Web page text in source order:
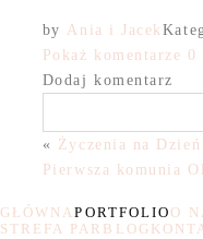
by Ania i Jacek
Pokaż komentarze 0
Dodaj komentarz
« Życzenia na
Pierwsza komunia
GŁÓWNAPORTFOLIO O
STREFA PAR BLOG